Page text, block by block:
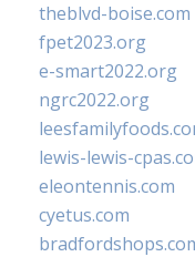
theblvd-boise.com
fpet2023.org
e-smart2022.org
ngrc2022.org
lewis-lewis-
eleontennis.com
cyetus.com